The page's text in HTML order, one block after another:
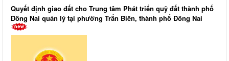
Quyết định giao đất cho Trung tâm Phát triển quỹ đất thành phố
Đồng Nai quản lý tại phường Trấn Biên, thành phố Đồng Nai